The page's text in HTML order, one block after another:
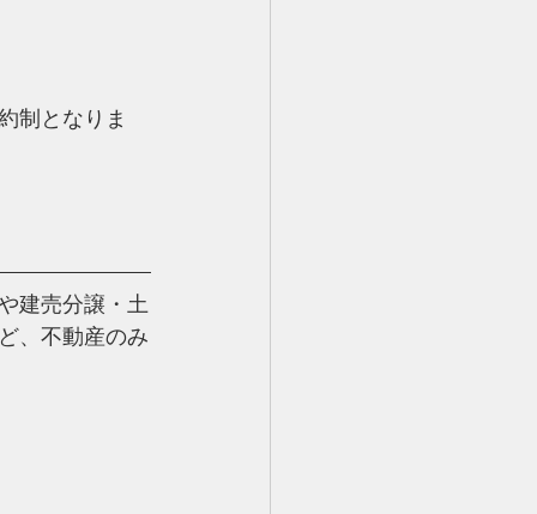
制となりま
建売分譲・土
、 不動産のみ